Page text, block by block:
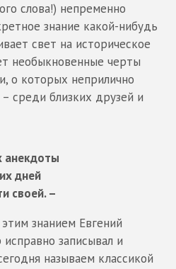
слова!) непременно
знание какой-нибудь
свет на историческое
необыкновенные черты
о которых неприлично
среди близких друзей и
анекдоты
дней
своей. –
знанием Евгений
записывал и
называем классикой